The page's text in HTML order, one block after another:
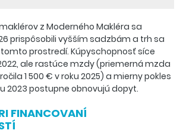
z Moderného Makléra sa
prispôsobili vyšším sadzbám a trh sa
prostredí. Kúpyschopnosť síce
ale rastúce mzdy (priemerná mzda
1 500 € v roku 2025) a mierny pokles
2023 postupne obnovujú dopyt.
FINANCOVANÍ